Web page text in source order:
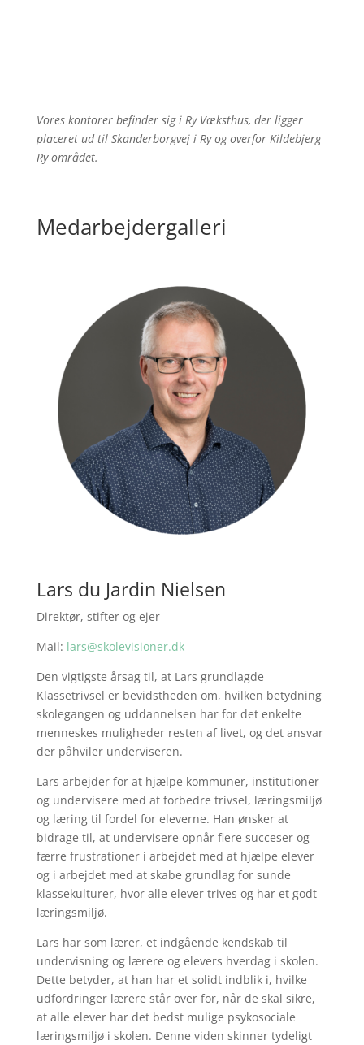
Vores kontorer befinder sig i Ry Væksthus, der ligger
placeret ud til Skanderborgvej i Ry og overfor Kildebjerg
Ry området.
Medarbejdergalleri
Lars du Jardin Nielsen
Direktør, stifter og ejer
Mail: lars@skolevisioner.dk
Den vigtigste årsag til, at Lars grundlagde
Klassetrivsel er bevidstheden om, hvilken betydning
skolegangen og uddannelsen har for det enkelte
menneskes muligheder resten af livet, og det ansvar
der påhviler underviseren.
Lars arbejder for at hjælpe kommuner, institutioner
og undervisere med at forbedre trivsel, læringsmiljø
og læring til fordel for eleverne. Han ønsker at
bidrage til, at undervisere opnår flere succeser og
færre frustrationer i arbejdet med at hjælpe elever
og i arbejdet med at skabe grundlag for sunde
klassekulturer, hvor alle elever trives og har et godt
læringsmiljø.
Lars har som lærer, et indgående kendskab til
undervisning og lærere og elevers hverdag i skolen.
Dette betyder, at han har et solidt indblik i, hvilke
udfordringer lærere står over for, når de skal sikre,
at alle elever har det bedst mulige psykosociale
læringsmiljø i skolen. Denne viden skinner tydeligt